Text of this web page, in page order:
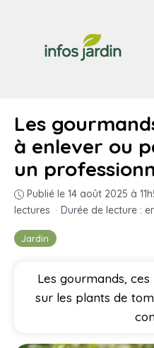
contenu
Jardin
Les
à enlever ou
un
Publié le 14 août 2025 à
lectures · Durée de lecture :
Les gourmands,
sur les plants de